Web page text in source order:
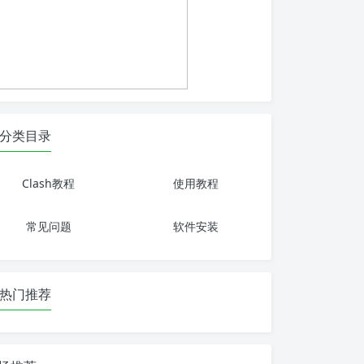
分类目录
Clash教程 使用教程
常见问题 软件安装
热门推荐